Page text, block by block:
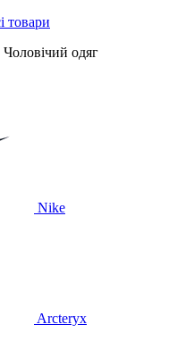
Чоловічий одяг
Nike
Arcteryx